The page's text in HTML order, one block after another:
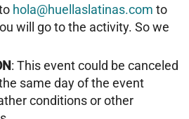
hola@huellaslatinas.com to
will go to the activity. So we
: This event could be canceled
same day of the event
conditions or other